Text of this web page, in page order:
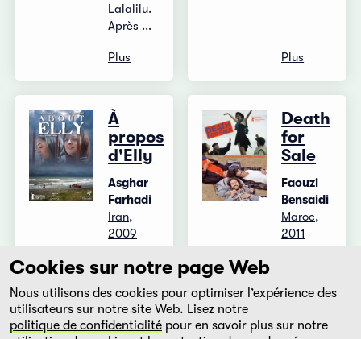
Lalalilu.
Après ...
Plus Plus
À
propos
d'Elly
Asghar
Farhadi
Iran,
2009
Ahmad,
qui vit
depuis
longtemps
en
Death
for
Sale
Faouzi
Bensaidi
Maroc,
2011
de
l’Espagnole,
Cookies sur notre page Web
Nous utilisons des cookies pour optimiser l’expérience des
utilisateurs sur notre site Web. Lisez notre
politique de confidentialité pour en savoir plus sur notre